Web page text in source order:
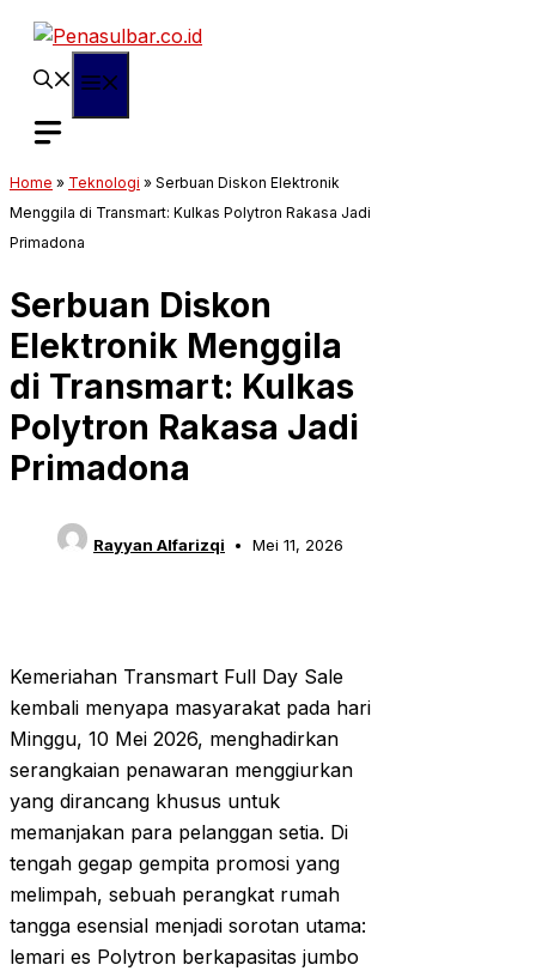
Langsung
Home » Teknologi » Serbuan Diskon Elektronik
Menggila di Transmart: Kulkas Polytron Rakasa Jadi
Primadona
Serbuan Diskon
Elektronik Menggila
di Transmart: Kulkas
Polytron Rakasa Jadi
Primadona
Rayyan Alfarizqi Mei 11, 2026
Kemeriahan Transmart Full Day Sale
kembali menyapa masyarakat pada hari
Minggu, 10 Mei 2026, menghadirkan
serangkaian penawaran menggiurkan
yang dirancang khusus untuk
memanjakan para pelanggan setia. Di
tengah gegap gempita promosi yang
melimpah, sebuah perangkat rumah
tangga esensial menjadi sorotan utama:
lemari es Polytron berkapasitas jumbo